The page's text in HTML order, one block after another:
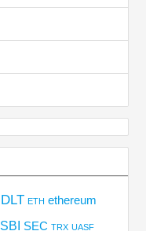
DLT ETH ethereum
SBI SEC TRX UASF